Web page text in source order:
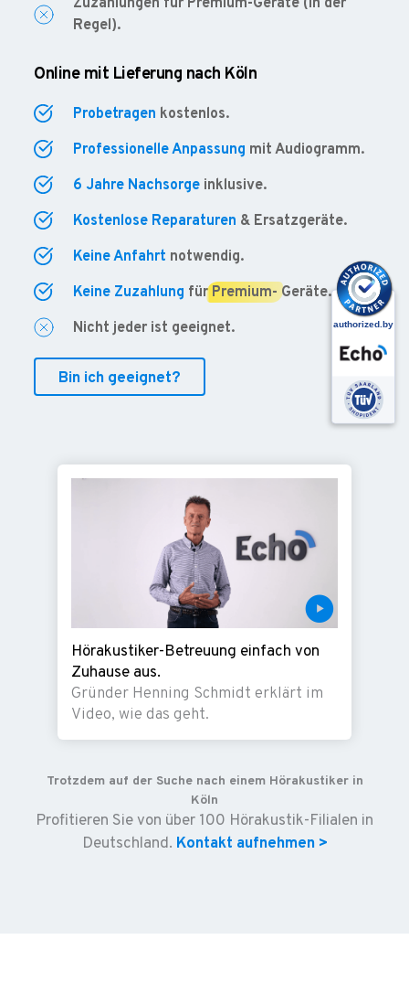
Regel).
Online mit Lieferung nach Köln
Probetragen kostenlos.
Professionelle Anpassung mit Audiogramm.
6 Jahre Nachsorgeinklusive.
Kostenlose Reparaturen & Ersatzgeräte.
Keine Anfahrt notwendig.
Keine Zuzahlung für Premium- Geräte.
Nicht jeder ist geeignet.
Bin ich geeignet?
Hörakustiker-Betreuung einfach von
Zuhause aus.
Gründer Henning Schmidt erklärt im
Video, wie das geht.
Trotzdem auf der Suche nach einem Hörakustiker in
Köln
Profitieren Sie von über 100 Hörakustik-Filialen in
Deutschland. Kontakt aufnehmen >